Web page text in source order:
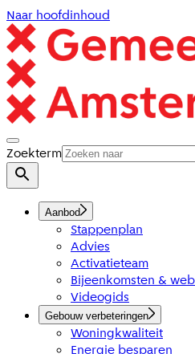
Naar hoofdinhoud
Zoekterm
Aanbod
Stappenplan
Advies
Activatieteam
Bijeenkomsten &
Videogids
Gebouw verbeteringen
Woningkwaliteit
Energie besparen